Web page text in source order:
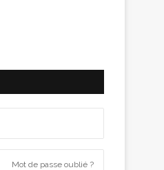
Mot de passe oublié ?